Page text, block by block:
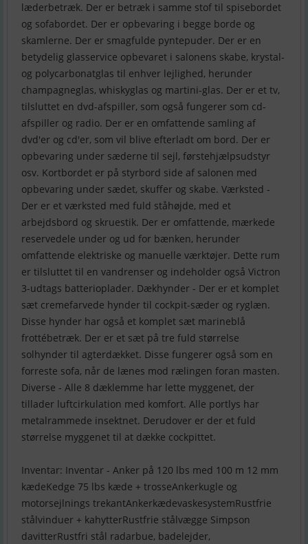
læderbetræk. Der er betræk i samme stof til spisebordet
og sofabordet. Der er opbevaring i begge borde og
skamlerne. Der er smagfulde pyntepuder. Der er en
betydelig glasservice opbevaret i salonens skabe, krystal-
og polycarbonatglas til enhver lejlighed, herunder
champagneglas, whiskyglas og martini-glas. Der er et tv,
tilsluttet en dvd-afspiller, som også fungerer som cd-
afspiller og radio. Der er en omfattende samling af
dvd'er og cd'er, som vil blive efterladt om bord. Der er
opbevaring under sæderne til sejl, førstehjælpsudstyr
osv. Kortbordet er på styrbord side af salonen med
opbevaring under sædet, skuffer og skabe. Værksted -
Der er et værksted med fuld ståhøjde, med et
arbejdsbord og skruestik. Der er omfattende, mærkede
reservedele under og ud for bænken, herunder
omfattende elektriske og manuelle værktøjer. Dette rum
er tilsluttet til en vandrenser og indeholder også Victron
3-udtags batterioplader. Dækhynder - Der er et komplet
sæt cremefarvede hynder til cockpit-sæder og ryglæn.
Disse hynder har også et komplet sæt marineblå
frottébetræk. Der er et sæt på tre fuld størrelse
solhynder til agterdækket. Disse fungerer også som en
forreste sofa, når de lænes mod rælingen foran masten.
Diverse - Alle 8 dæklemme har lette myggenet, der
tillader luftcirkulation med komfort. Alle portlys har
metalrammede insektnet. Derudover er der et fuld
størrelse myggenet til at dække cockpittet.
Inventar: Inventar - Anker på 120 lbs med 100 m 12 mm
kædeKedge 75 lbs kæde + trosseAnkerkugle og
motorsejlnings trekantAnkerkædevaskesystemRustfrie
stålvinduer + kahytterRustfrie stålvægge Simpson
davitterRustfri stål radarbue, badelejder,